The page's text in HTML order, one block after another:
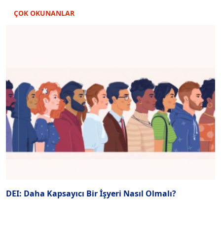
ÇOK OKUNANLAR
DEI: Daha Kapsayıcı Bir İşyeri Nasıl Olmalı?